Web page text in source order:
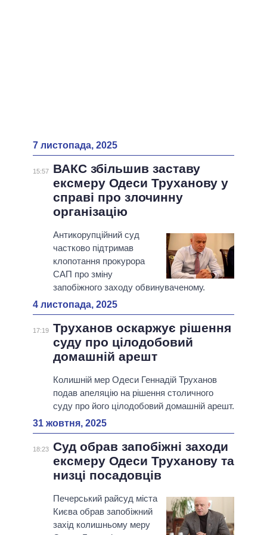
7 листопада, 2025
15:57
ВАКС збільшив заставу
ексмеру Одеси Труханову у
справі про злочинну
організацію
Антикорупційний суд
частково підтримав
клопотання прокурора
САП про зміну
запобіжного заходу обвинуваченому.
4 листопада, 2025
17:19 Труханов оскаржує рішення
суду про цілодобовий
домашній арешт
Колишній мер Одеси Геннадій Труханов
подав апеляцію на рішення столичного
суду про його цілодобовий домашній арешт.
31 жовтня, 2025
18:23 Суд обрав запобіжні заходи
ексмеру Одеси Труханову та
низці посадовців
Печерський райсуд міста
Києва обрав запобіжний
захід колишньому меру